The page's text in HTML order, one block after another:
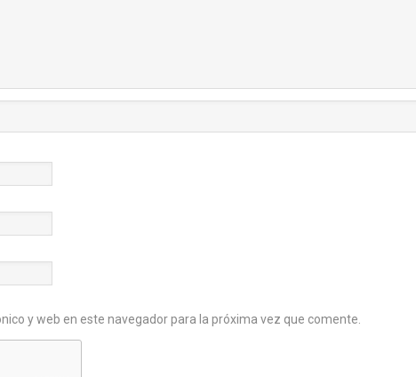
y web en este navegador para la próxima vez que comente.